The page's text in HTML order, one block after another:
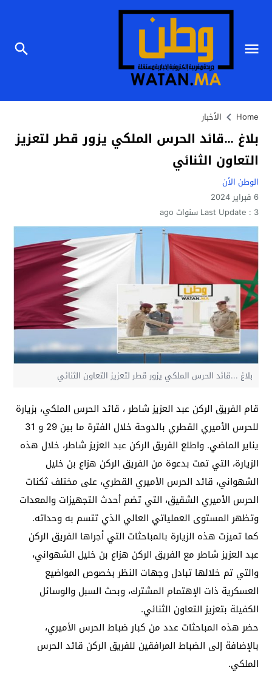
Home الأخبار
بلاغ …قائد الحرس الملكي يزور قطر لتعزيز
التعاون الثنائي
الوطن الأن
6 فبراير 2024
Last Update : 3 سنوات ago
بلاغ ...قائد الحرس الملكي يزور قطر لتعزيز التعاون الثنائي
قام الفريق الركن عبد العزيز شاطر ، قائد الحرس الملكي، بزيارة
للحرس الأميري القطري بالدوحة خلال الفترة ما بين 29 و 31
يناير الماضي. واطلع الفريق الركن عبد العزيز شاطر، خلال هذه
الزيارة، التي تمت بدعوة من الفريق الركن هزاع بن خليل
الشهواني، قائد الحرس الأميري القطري، على مختلف ثكنات
الحرس الأميري الشقيق، التي تضم أحدث التجهيزات والمعدات
وتظهر المستوى العملياتي العالي الذي تتسم به وحداته.
كما تميزت هذه الزيارة بالمباحثات التي أجراها الفريق الركن
عبد العزيز شاطر مع الفريق الركن هزاع بن خليل الشهواني،
والتي تم خلالها تبادل وجهات النظر بخصوص المواضيع
العسكرية ذات الإهتمام المشترك، وبحث السبل والوسائل
الكفيلة بتعزيز التعاون الثنائي.
حضر هذه المباحثات عدد من كبار ضباط الحرس الأميري،
بالإضافة إلى الضباط المرافقين للفريق الركن قائد الحرس
الملكي.